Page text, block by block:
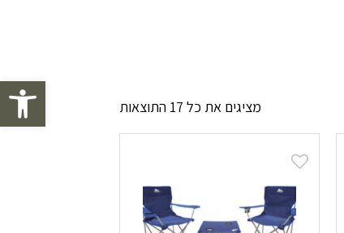
פתח מציגים את כל ⁦17⁩ התוצאות
לפי